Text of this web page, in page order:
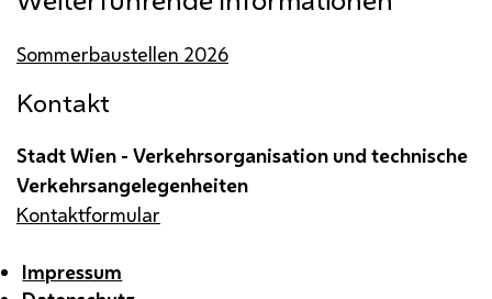
Sommerbaustellen 2026
Kontakt
Stadt Wien - Verkehrsorganisation und technische
Verkehrsangelegenheiten
Kontaktformular
Impressum